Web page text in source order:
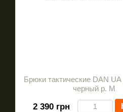
Брюки тактические DAN UA
черный р. M
2 390 грн